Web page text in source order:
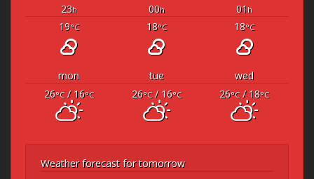
23h 00h 01 h
19°C 18°C 18°C
mon tue
wed
26°C/ 16°C 26°C/ 16°C 26°C/ 18°C
Weather forecast for tomorrow